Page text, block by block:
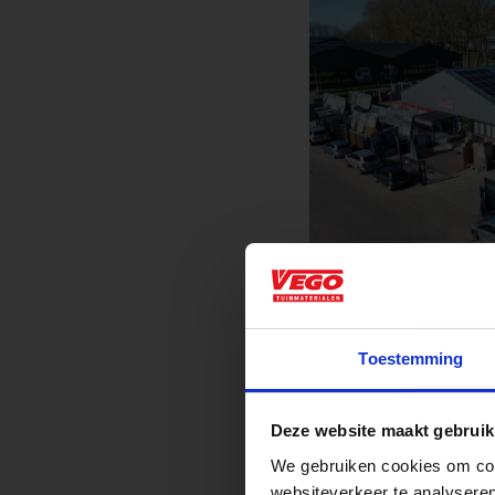
Toestemming
Deze website maakt
We gebruiken cookies om
Numansdorp
Aangepaste
op zaterdag.